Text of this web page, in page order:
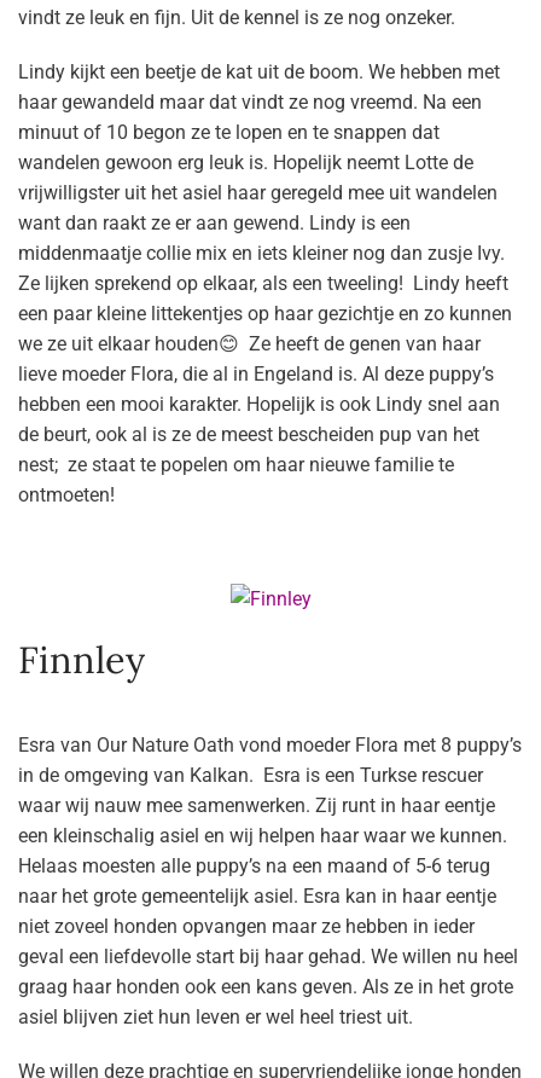
vindt ze leuk en fijn. Uit de kennel is ze nog onzeker.
Lindy kijkt een beetje de kat uit de boom. We hebben met
haar gewandeld maar dat vindt ze nog vreemd. Na een
minuut of 10 begon ze te lopen en te snappen dat
wandelen gewoon erg leuk is. Hopelijk neemt Lotte de
vrijwilligster uit het asiel haar geregeld mee uit wandelen
want dan raakt ze er aan gewend. Lindy is een
middenmaatje collie mix en iets kleiner nog dan zusje Ivy.
Ze lijken sprekend op elkaar, als een tweeling! Lindy heeft
een paar kleine littekentjes op haar gezichtje en zo kunnen
we ze uit elkaar houden😊 Ze heeft de genen van haar
lieve moeder Flora, die al in Engeland is. Al deze puppy’s
hebben een mooi karakter. Hopelijk is ook Lindy snel aan
de beurt, ook al is ze de meest bescheiden pup van het
nest; ze staat te popelen om haar nieuwe familie te
ontmoeten!
Finnley
Esra van Our Nature Oath vond moeder Flora met 8 puppy’s
in de omgeving van Kalkan. Esra is een Turkse rescuer
waar wij nauw mee samenwerken. Zij runt in haar eentje
een kleinschalig asiel en wij helpen haar waar we kunnen.
Helaas moesten alle puppy’s na een maand of 5-6 terug
naar het grote gemeentelijk asiel. Esra kan in haar eentje
niet zoveel honden opvangen maar ze hebben in ieder
geval een liefdevolle start bij haar gehad. We willen nu heel
graag haar honden ook een kans geven. Als ze in het grote
asiel blijven ziet hun leven er wel heel triest uit.
We willen deze prachtige en supervriendelijke jonge honden